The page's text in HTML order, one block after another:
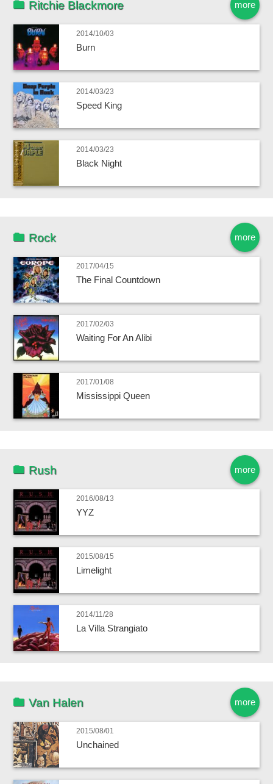
more
Ritchie Blackmore
2014/10/03
Burn
2014/03/23
Speed King
2014/03/23
Black Night
more
Rock
2017/04/15
The Final Countdown
2017/02/03
Waiting For An Alibi
2017/01/08
Mississippi Queen
more
Rush
2016/08/13
YYZ
2015/08/15
Limelight
2014/11/28
La Villa Strangiato
more
Van Halen
2015/08/01
Unchained